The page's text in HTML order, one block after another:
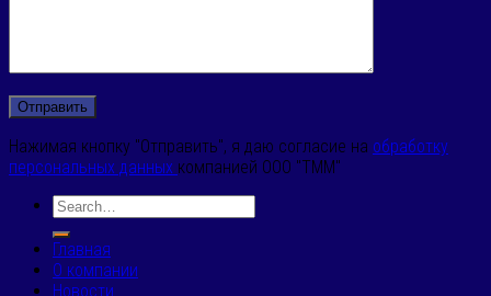
Нажимая кнопку "Отправить", я даю согласие на обработку
персональных данных компанией ООО "ТММ"
Главная
О компании
Новости